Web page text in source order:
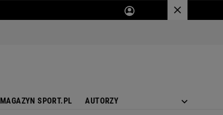
MAGAZYN SPORT.PL AUTORZY